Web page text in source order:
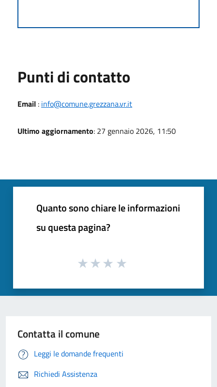
Punti di contatto
Email : info@comune.grezzana.vr.it
Ultimo aggiornamento: 27 gennaio 2026, 11:50
Quanto sono chiare le informazioni
su questa pagina?
Contatta il comune
Leggi le domande frequenti
Richiedi Assistenza